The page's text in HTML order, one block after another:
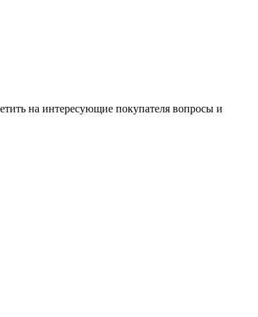
на интересующие покупателя вопросы и